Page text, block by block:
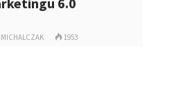
MICHALCZAK 1953